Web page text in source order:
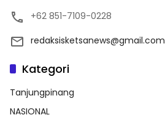
+62 851-7109-0228
redaksisketsanews@gmail.com
Kategori
Tanjungpinang
NASIONAL